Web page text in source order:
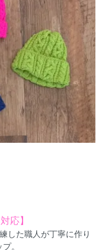
応】
した職人が丁寧に作り
。